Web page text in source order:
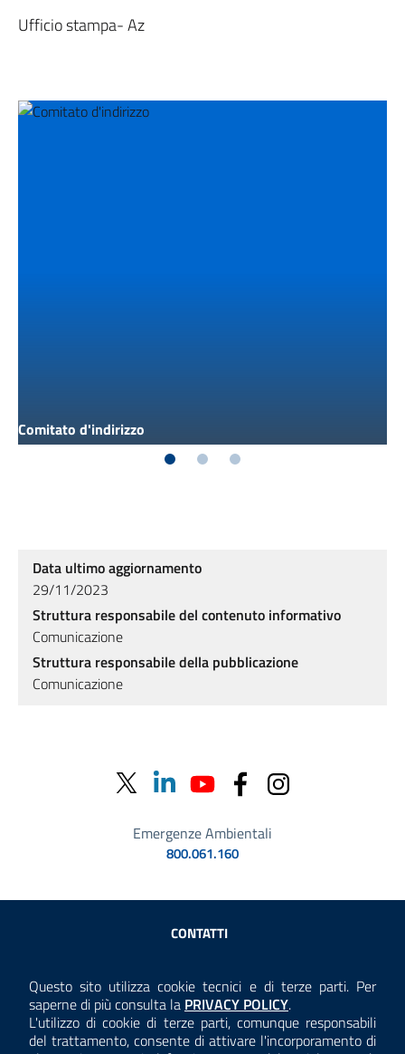
Questo sito utilizza cookie tecnici e di terze parti. Per
saperne di più consulta la Consulta la
PRIVACY POLICY.
L'utilizzo di cookie di terze parti, comunque responsabili
del trattamento, consente di attivare l'incorporamento di
Ufficio stampa- Az
Comitato d'indirizzo
Data ultimo aggiornamento
29/11/2023
Struttura responsabile del contenuto informativo
Comunicazione
Struttura responsabile della pubblicazione
Comunicazione
Emergenze Ambientali
800.061.160
Sezione Link Utili
CONTATTI
ANTICORRUZIONE
ACCESSIBILITÀ